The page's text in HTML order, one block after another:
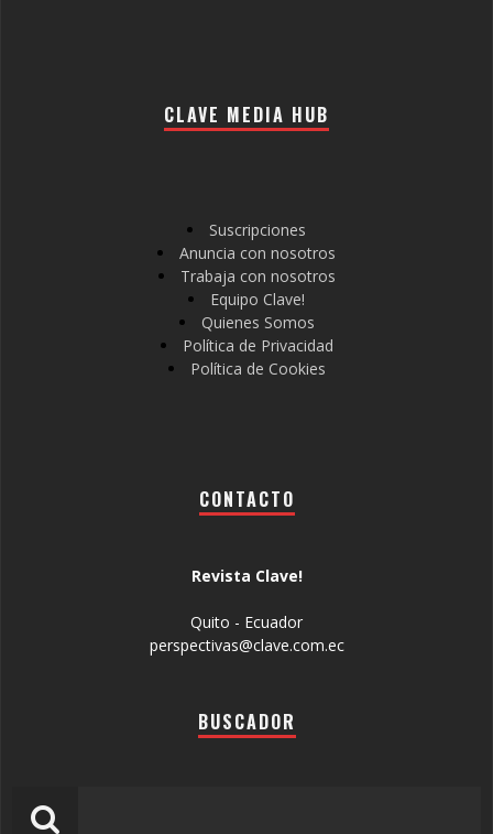
CLAVE MEDIA HUB
Suscripciones
Anuncia con nosotros
Trabaja con nosotros
Equipo Clave!
Quienes Somos
Política de Privacidad
Política de Cookies
CONTACTO
Revista Clave!
Quito - Ecuador
perspectivas@clave.com.ec
BUSCADOR